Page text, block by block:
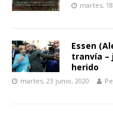
martes,
Essen
tranvía –
herido
martes, 23 junio, 2020